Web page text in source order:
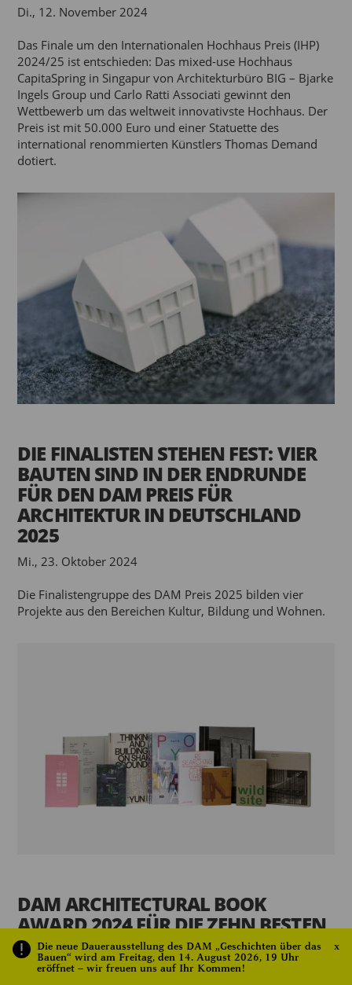
Di., 12. November 2024
Das Finale um den Internationalen Hochhaus Preis (IHP)
2024/25 ist entschieden: Das mixed-use Hochhaus
CapitaSpring in Singapur von Architekturbüro BIG – Bjarke
Ingels Group und Carlo Ratti Associati gewinnt den
Wettbewerb um das weltweit innovativste Hochhaus. Der
Preis ist mit 50.000 Euro und einer Statuette des
international renommierten Künstlers Thomas Demand
dotiert.
DIE FINALISTEN STEHEN FEST: VIER
BAUTEN SIND IN DER ENDRUNDE
FÜR DEN DAM PREIS FÜR
ARCHITEKTUR IN DEUTSCHLAND
2025
Mi., 23. Oktober 2024
Die Finalistengruppe des DAM Preis 2025 bilden vier
Projekte aus den Bereichen Kultur, Bildung und Wohnen.
DAM ARCHITECTURAL BOOK
AWARD 2024 FÜR DIE ZEHN BESTEN
ARCHITEKTURBÜCHER VERLIEHEN
Mi., 16. Oktober 2024
Die neue Dauerausstellung des DAM „Geschichten über das
Bauen“ wird am Freitag, den 14. August 2026, 19 Uhr
eröffnet – wir freuen uns auf Ihr Kommen!
x